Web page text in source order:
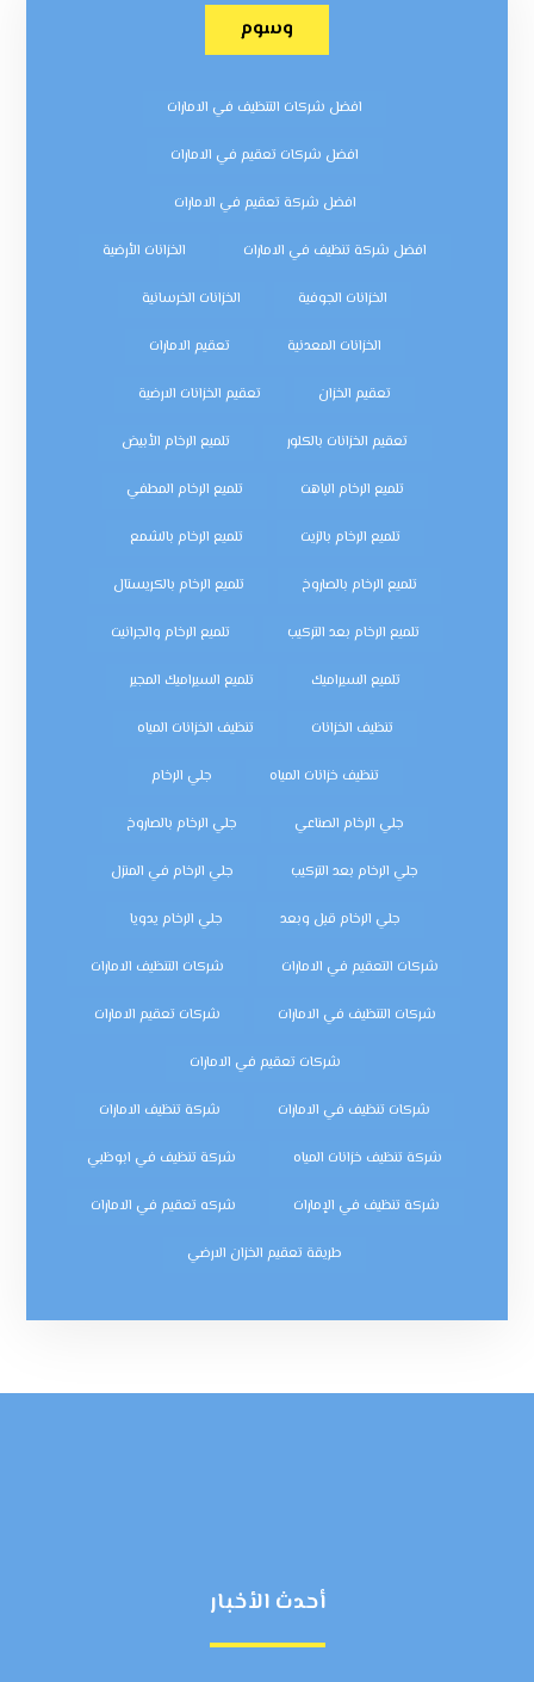
وسوم
افضل شركات التنظيف في الامارات
افضل شركات تعقيم في الامارات
افضل شركة تعقيم في الامارات
افضل شركة تنظيف في الامارات الخزانات الأرضية
الخزانات الجوفية الخزانات الخرسانية
الخزانات المعدنية تعقيم الامارات
تعقيم الخزان تعقيم الخزانات الارضية
تعقيم الخزانات بالكلور تلميع الرخام الأبيض
تلميع الرخام الباهت تلميع الرخام المطفي
تلميع الرخام بالزيت تلميع الرخام بالشمع
تلميع الرخام بالصاروخ تلميع الرخام بالكريستال
تلميع الرخام بعد التركيب تلميع الرخام والجرانيت
تلميع السيراميك تلميع السيراميك المجير
تنظيف الخزانات تنظيف الخزانات المياه
تنظيف خزانات المياه جلي الرخام
جلي الرخام الصناعي جلي الرخام بالصاروخ
جلي الرخام بعد التركيب جلي الرخام في المنزل
جلي الرخام قبل وبعد جلي الرخام يدويا
شركات التعقيم في الامارات شركات التنظيف الامارات
شركات التنظيف في الامارات شركات تعقيم الامارات
شركات تعقيم في الامارات
شركات تنظيف في الامارات شركة تنظيف الامارات
شركة تنظيف خزانات المياه شركة تنظيف في ابوظبي
شركة تنظيف في الإمارات شركه تعقيم في الامارات
طريقة تعقيم الخزان الارضي
أحدث الأخبار